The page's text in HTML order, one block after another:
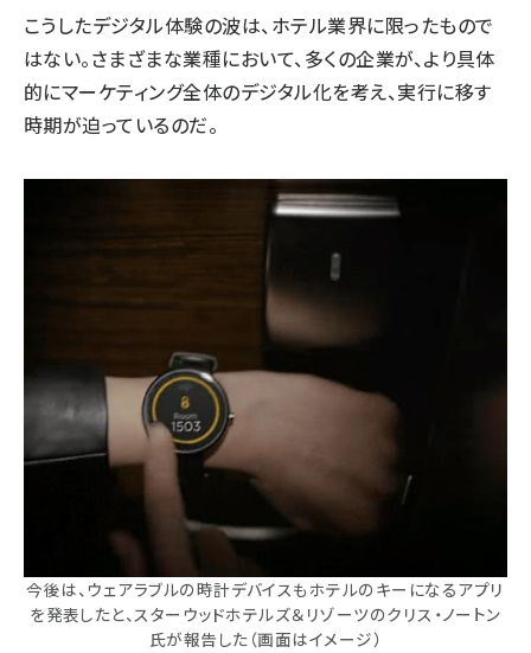
こうしたデジタル体験の波は、ホテル業界に限ったもので
はない。さまざまな業種において、多くの企業が、より具体
的にマーケティング全体のデジタル化を考え、実行に移す
時期が迫っているのだ。
今後は、ウェアラブルの時計デバイスもホテルのキーになるアプリ
を発表したと、スターウッドホテルズ＆リゾーツのクリス・ノートン
氏が報告した（画面はイメージ）